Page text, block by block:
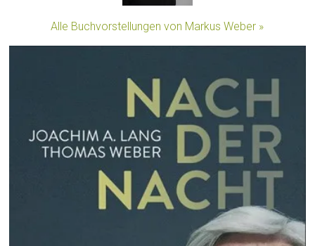
Alle Buchvorstellungen von Markus Weber »